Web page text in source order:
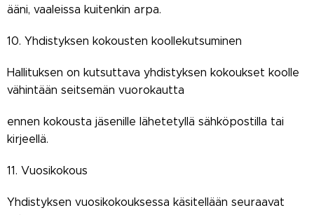
ääni, vaaleissa kuitenkin arpa.
10. Yhdistyksen kokousten koollekutsuminen
Hallituksen on kutsuttava yhdistyksen kokoukset koolle
vähintään seitsemän vuorokautta
ennen kokousta jäsenille lähetetyllä sähköpostilla tai
kirjeellä.
11. Vuosikokous
Yhdistyksen vuosikokouksessa käsitellään seuraavat